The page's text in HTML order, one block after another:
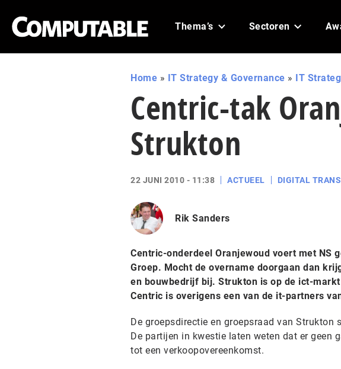
Thema’s Sectoren
Home » IT Strategy & Governance » IT
Centric-tak
Strukton
22 JUNI 2010 - 11:38 ACTUEEL DIGITAL
Rik Sanders
Centric-onderdeel Oranjewoud voert met NS
Groep. Mocht de overname doorgaan dan
en bouwbedrijf bij. Strukton is op de ict-
Centric is overigens een van de it-partners
De groepsdirectie en groepsraad van Strukton
De partijen in kwestie laten weten dat er geen
tot een verkoopovereenkomst.